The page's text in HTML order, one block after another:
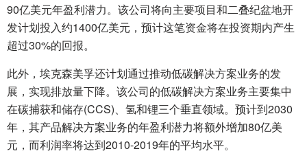
90亿美元年盈利潜力。该公司将向主要项目和二叠纪盆地开
发计划投入约1400亿美元，预计这笔资金将在投资期内产生
超过30%的回报。
此外，埃克森美孚还计划通过推动低碳解决方案业务的发
展，实现排放量下降。该公司的低碳解决方案业务主要集中
在碳捕获和储存(CCS)、氢和锂三个垂直领域。预计到2030
年，其产品解决方案业务的年盈利潜力将额外增加80亿美
元，而利润率将达到2010-2019年的平均水平。